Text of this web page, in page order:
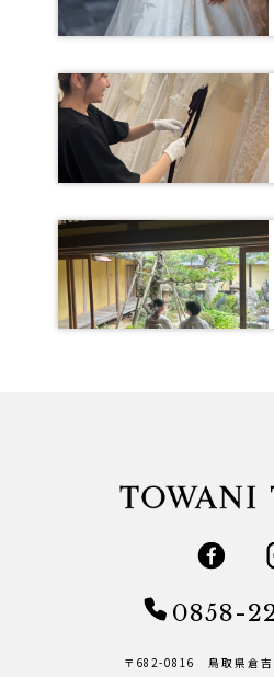
0858-
〒682-0816 鳥取県倉吉